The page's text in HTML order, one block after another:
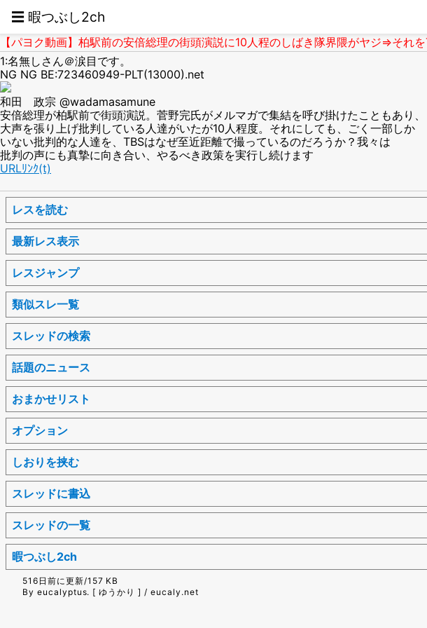
☰ 暇つぶし2ch
【パヨク動画】柏駅前の安倍総理の街頭演説に10人程のしばき隊界隈がヤジ⇒それ
1:名無しさん＠涙目です。
NG NG BE:723460949-PLT(13000).net
和田 政宗 @wadamasamune
安倍総理が柏駅前で街頭演説。菅野完氏がメルマガで集結を呼び掛けたこともあり、
大声を張り上げ批判している人達がいたが10人程度。それにしても、ごく一部しか
いない批判的な人達を、TBSはなぜ至近距離で撮っているのだろうか？我々は
批判の声にも真摯に向き合い、やるべき政策を実行し続けます
URLﾘﾝｸ(t)
レスを読む
最新レス表示
レスジャンプ
類似スレ一覧
スレッドの検索
話題のニュース
おまかせリスト
オプション
しおりを挟む
スレッドに書込
スレッドの一覧
暇つぶし2ch
516日前に更新/157 KB
By eucalyptus. [ ゆうかり ] / eucaly.net